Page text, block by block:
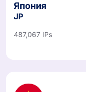
Япония
JP
487,067 IPs